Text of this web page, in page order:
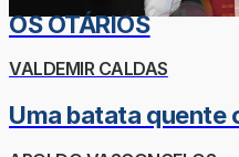
OS OTÁRIOS
VALDEMIR CALDAS
Uma batata quente